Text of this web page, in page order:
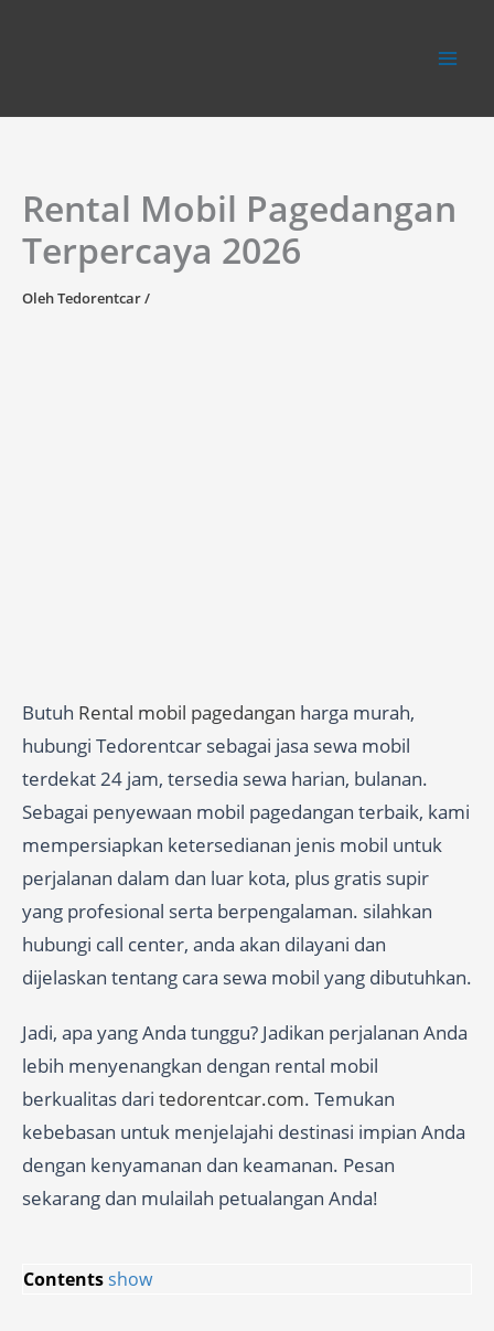
Rental Mobil Pagedangan
Terpercaya 2026
OlehTedorentcar/
Butuh Rental mobil pagedangan harga murah,
hubungi Tedorentcar sebagai jasa sewa mobil
terdekat 24 jam, tersedia sewa harian, bulanan.
Sebagai penyewaan mobil pagedangan terbaik, kami
mempersiapkan ketersedianan jenis mobil untuk
perjalanan dalam dan luar kota, plus gratis supir
yang profesional serta berpengalaman. silahkan
hubungi call center, anda akan dilayani dan
dijelaskan tentang cara sewa mobil yang dibutuhkan.
Jadi, apa yang Anda tunggu? Jadikan perjalanan Anda
lebih menyenangkan dengan rental mobil
berkualitas dari tedorentcar.com. Temukan
kebebasan untuk menjelajahi destinasi impian Anda
dengan kenyamanan dan keamanan. Pesan
sekarang dan mulailah petualangan Anda!
Contentsshow